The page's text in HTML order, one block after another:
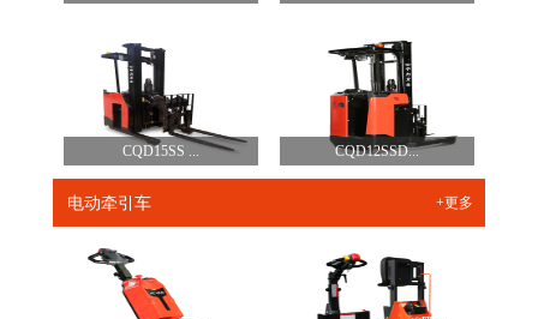
CQD15SS ... CQD12SSD...
电动牵引车 +更多